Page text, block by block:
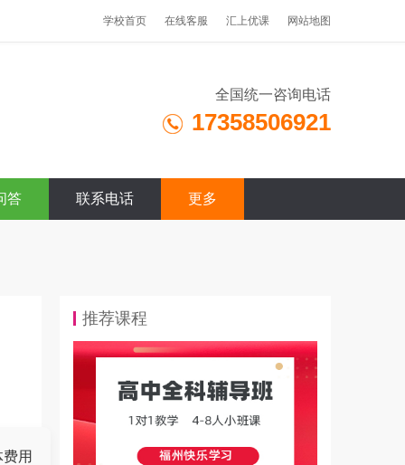
学校首页 在线客服 汇上优课 网站地图
全国统一咨询电话
17358506921
答 联系电话 更多
用
推荐课程